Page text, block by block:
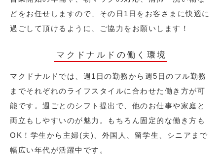
どをお任せしますので、その日1日をお客さまに快適に
過ごして頂けるように、ご協力をお願いします！
マクドナルドの働く環境
マクドナルドでは、週1日の勤務から週5日のフル勤務
までそれぞれのライフスタイルに合わせた働き方が可
能です。週ごとのシフト提出で、他のお仕事や家庭と
両立もしやすいのが魅力。もちろん固定的な働き方も
OK！学生から主婦(夫)、外国人、留学生、シニアまで
幅広い年代が活躍中です。